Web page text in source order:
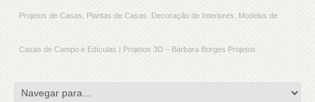
Projetos de Casas, Plantas de Casas. Decoração de Interiores. Modelos de
Casas de Campo e Edículas | Projetos 3D – Barbara Borges Projetos